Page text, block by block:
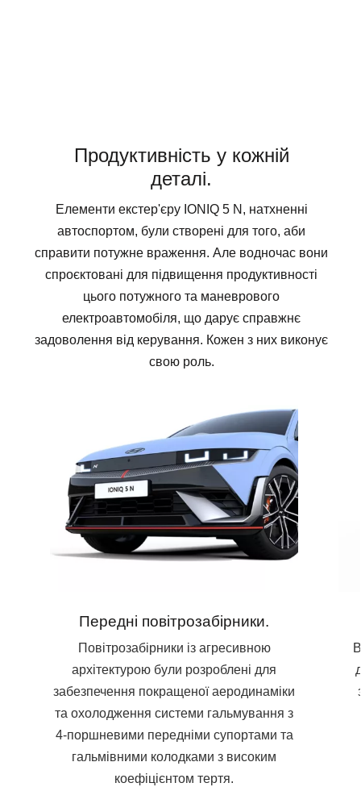
Продуктивність у кожній
деталі.
Елементи екстер'єру IONIQ 5 N, натхненні
автоспортом, були створені для того, аби
справити потужне враження. Але водночас вони
спроєктовані для підвищення продуктивності
цього потужного та маневрового
електроавтомобіля, що дарує справжнє
задоволення від керування. Кожен з них виконує
свою роль.
Передні повітрозабірники.
Повітрозабірники із агресивною
архітектурою були розроблені для
забезпечення покращеної аеродинаміки
та охолодження системи гальмування з
4-поршневими передніми супортами та
гальмівними колодками з високим
коефіцієнтом тертя.